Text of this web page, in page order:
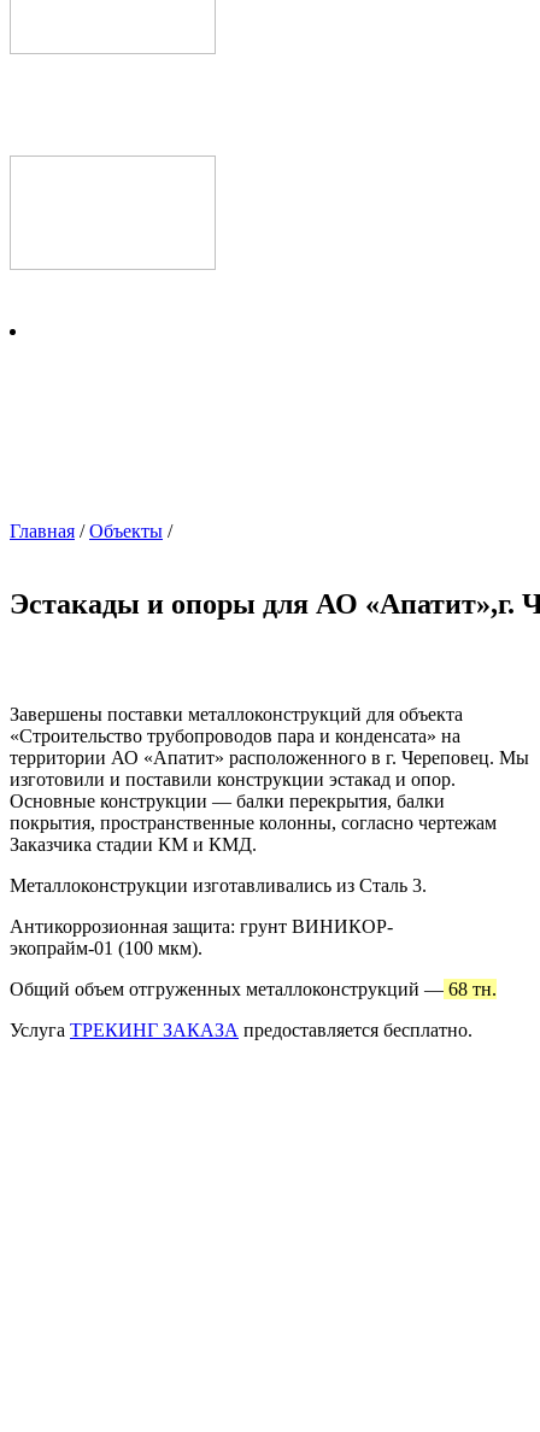
Главная /Объекты /
Эстакады и опоры для АО «Апатит»,г.
Завершены поставки металлоконструкций для объекта
«Строительство трубопроводов пара и конденсата» на
территории АО «Апатит» расположенного в г. Череповец. Мы
изготовили и поставили конструкции эстакад и опор.
Основные конструкции — балки перекрытия, балки
покрытия, пространственные колонны, согласно чертежам
Заказчика стадии КМ и КМД.
Металлоконструкции изготавливались из Сталь 3.
Антикоррозионная защита: грунт ВИНИКОР-
экопрайм-01 (100 мкм).
Общий объем отгруженных металлоконструкций — 68 тн.
Услуга ТРЕКИНГ ЗАКАЗА предоставляется бесплатно.